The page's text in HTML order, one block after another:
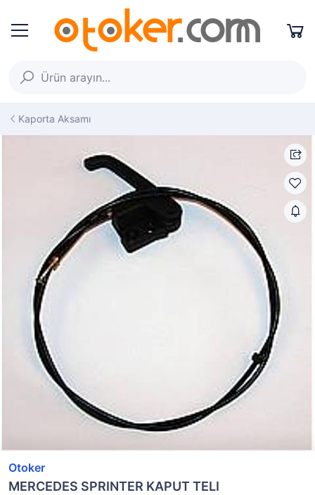
Kaporta Aksamı
Otoker
MERCEDES SPRINTER KAPUT TELI